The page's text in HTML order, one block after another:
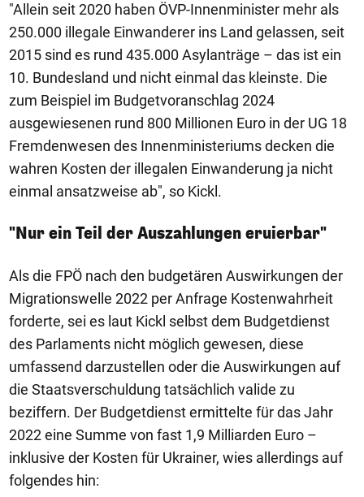
"Allein seit 2020 haben ÖVP-Innenminister mehr als
250.000 illegale Einwanderer ins Land gelassen, seit
2015 sind es rund 435.000 Asylanträge – das ist ein
10. Bundesland und nicht einmal das kleinste. Die
zum Beispiel im Budgetvoranschlag 2024
ausgewiesenen rund 800 Millionen Euro in der UG 18
Fremdenwesen des Innenministeriums decken die
wahren Kosten der illegalen Einwanderung ja nicht
einmal ansatzweise ab", so Kickl.
"Nur ein Teil der Auszahlungen eruierbar"
Als die FPÖ nach den budgetären Auswirkungen der
Migrationswelle 2022 per Anfrage Kostenwahrheit
forderte, sei es laut Kickl selbst dem Budgetdienst
des Parlaments nicht möglich gewesen, diese
umfassend darzustellen oder die Auswirkungen auf
die Staatsverschuldung tatsächlich valide zu
beziffern. Der Budgetdienst ermittelte für das Jahr
2022 eine Summe von fast 1,9 Milliarden Euro –
inklusive der Kosten für Ukrainer, wies allerdings auf
folgendes hin: